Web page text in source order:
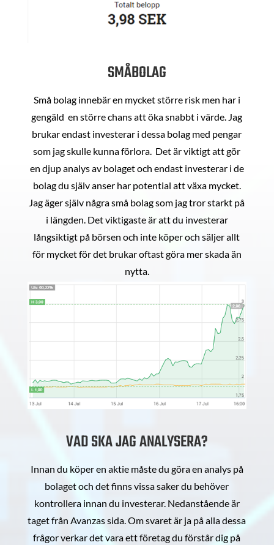
SMÅBOLAG
Små bolag innebär en mycket större risk men har i
gengäld en större chans att öka snabbt i värde. Jag
brukar endast investerar i dessa bolag med pengar
som jag skulle kunna förlora. Det är viktigt att gör
en djup analys av bolaget och endast investerar i de
bolag du själv anser har potential att växa mycket.
Jag äger själv några små bolag som jag tror starkt på
i längden. Det viktigaste är att du investerar
långsiktigt på börsen och inte köper och säljer allt
för mycket för det brukar oftast göra mer skada än
nytta.
VAD SKA JAG ANALYSERA?
Innan du köper en aktie måste du göra en analys på
bolaget och det finns vissa saker du behöver
kontrollera innan du investerar. Nedanstående är
taget från Avanzas sida. Om svaret är ja på alla dessa
frågor verkar det vara ett företag du förstår dig på